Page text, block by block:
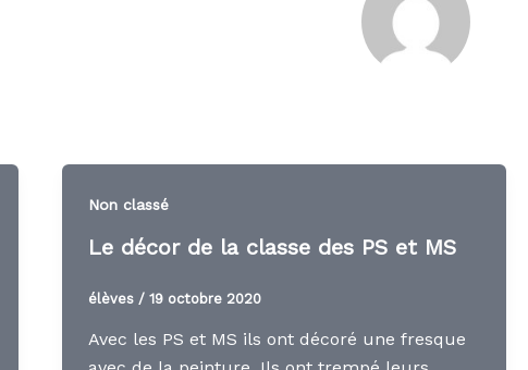
Non classé
Le décor de la classe des PS et MS
élèves / 19 octobre 2020
Avec les PS et MS ils ont décoré une fresque